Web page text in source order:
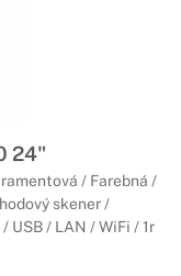
24"
/ Farebná /
skener /
/ LAN / WiFi / 1r